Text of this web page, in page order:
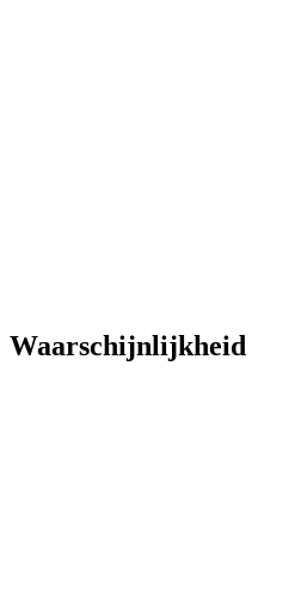
Waarschijnlijkheid